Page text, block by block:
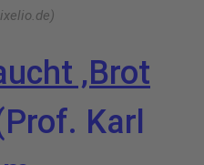
‚Brot
Karl